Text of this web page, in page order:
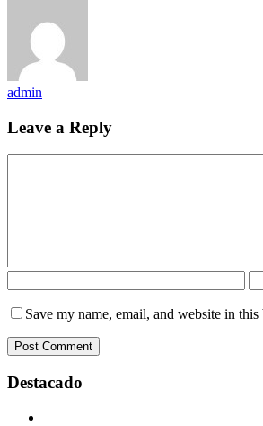
admin
Leave a Reply
Save my name, email, and website in
Destacado